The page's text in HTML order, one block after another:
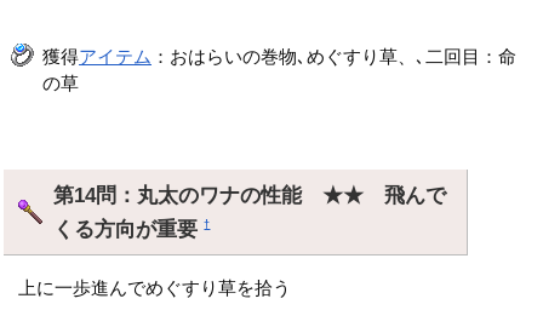
獲得アイテム ：おはらいの巻物､めぐすり草、､二回目：命
の草
第14問：丸太のワナの性能 ★★ 飛んで
くる方向が重要†
上に一歩進んでめぐすり草を拾う